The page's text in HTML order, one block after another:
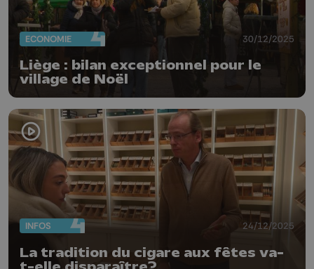
ECONOMIE 30/12/2025
Liège : bilan exceptionnel pour le
village de Noël
INFOS 24/12/2025
La tradition du cigare aux fêtes va-